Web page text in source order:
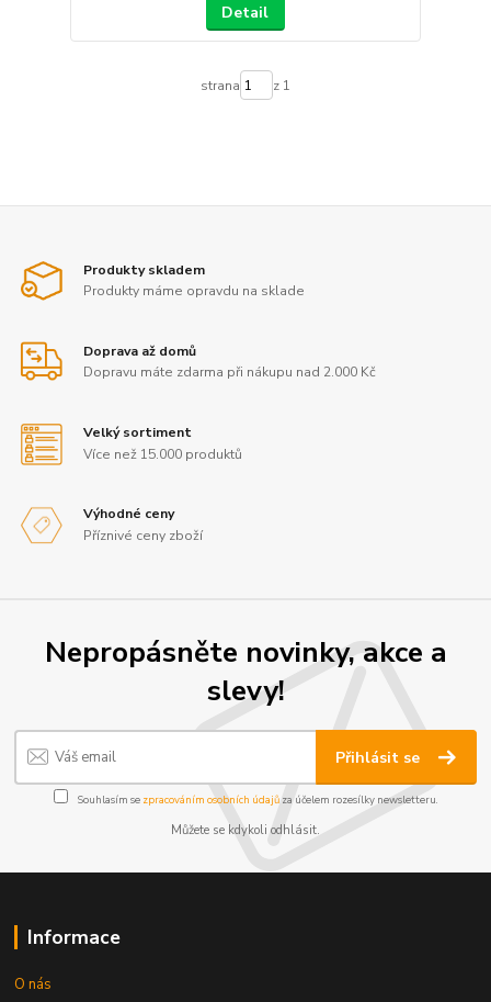
Detail
strana z 1
Produkty skladem
Produkty máme opravdu na sklade
Doprava až domů
Dopravu máte zdarma při nákupu nad 2.000 Kč
Velký sortiment
Více než 15.000 produktů
Výhodné ceny
Příznivé ceny zboží
Nepropásněte novinky, akce a
slevy!
Přihlásit se
Souhlasím se zpracováním osobních údajůza účelem rozesílky newsletteru.
Můžete se kdykoli odhlásit.
Informace
O nás